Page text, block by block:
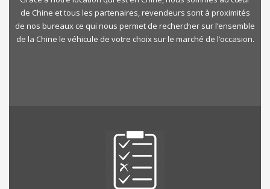
de Chine et tous les partenaires, revendeurs sont à proximités
de nos bureaux ce qui nous permet de rechercher sur l’ensemble
de la Chine le véhicule de votre choix sur le marché de l’occasion.